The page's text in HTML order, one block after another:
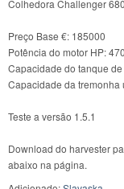
Colhedora Challenger
Preço Base €: 185000
Potência do motor HP: 470
Capacidade do tanque
Capacidade da tremonha
Teste a versão 1.5.1
Download do harvester
abaixo na página.